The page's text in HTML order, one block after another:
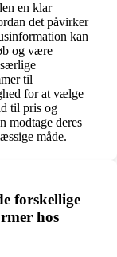
en klar
det påvirker
kan
og være
til
for at vælge
til pris og
modtage deres
måde.
forskellige
hos